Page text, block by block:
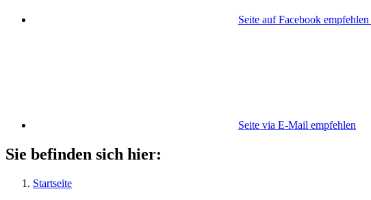
Seite auf Facebook empfehlen
Seite via E-Mail empfehlen
Sie befinden sich hier:
Startseite